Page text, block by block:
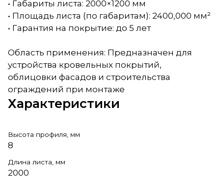
• Габариты листа: 2000×1200 мм
• Площадь листа (по габаритам): 2400,000 мм²
• Гарантия на покрытие: до 5 лет
Область применения: Предназначен для
устройства кровельных покрытий,
облицовки фасадов и строительства
ограждений при монтаже
Характеристики
Высота профиля, мм
8
Длина листа, мм
2000